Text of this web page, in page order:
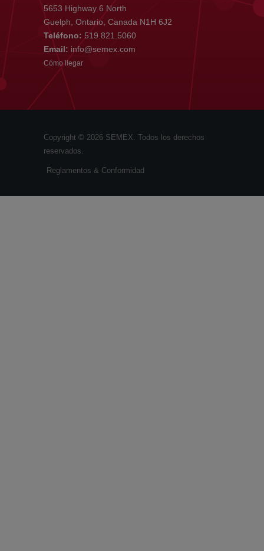
5653 Highway 6 North
Guelph, Ontario, Canada N1H 6J2
Teléfono: 519.821.5060
Email: info@semex.com
Cómo llegar
Copyright © 2026 SEMEX. Todos los derechos
reservados.
Reglamentos & Conformidad